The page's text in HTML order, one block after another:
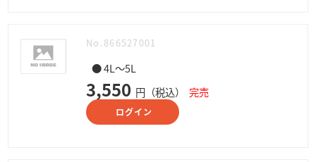
No.866527001
● 4L～5L
3,550 円（税込） 完売
ログイン